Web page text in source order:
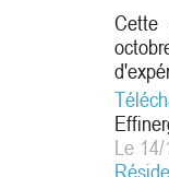
Cette
BBC-
Le